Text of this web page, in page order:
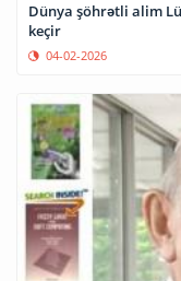
Dünya şöhrətli alim
keçir
04-02-2026